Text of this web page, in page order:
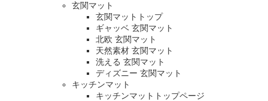
玄関マット
玄関マットトップ
ギャッベ 玄関マット
北欧 玄関マット
天然素材 玄関マット
洗える 玄関マット
ディズニー 玄関マット
キッチンマット
キッチンマットトップページ